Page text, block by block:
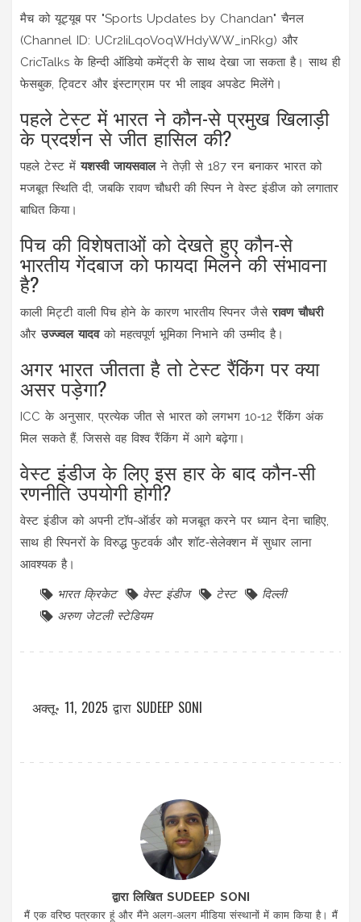
मैच को यूट्यूब पर "Sports Updates by Chandan" चैनल
(Channel ID: UCr2IiLqoVoqWHdyWW_inRkg) और
CricTalks के हिन्दी ऑडियो कमेंट्री के साथ देखा जा सकता है। साथ ही
फेसबुक, ट्विटर और इंस्टाग्राम पर भी लाइव अपडेट मिलेंगे।
पहले टेस्ट में भारत ने कौन-से प्रमुख खिलाड़ी
के प्रदर्शन से जीत हासिल की?
पहले टेस्ट मेंयशस्वी जायसवालने तेज़ी से 187 रन बनाकर भारत को
मजबूत स्थिति दी, जबकि रावण चौधरी की स्पिन ने वेस्ट इंडीज को लगातार
बाधित किया।
पिच की विशेषताओं को देखते हुए कौन-से
भारतीय गेंदबाज को फायदा मिलने की संभावना
है?
काली मिट्टी वाली पिच होने के कारण भारतीय स्पिनर जैसेरावण चौधरी
औरउज्ज्वल यादवको महत्वपूर्ण भूमिका निभाने की उम्मीद है।
अगर भारत जीतता है तो टेस्ट रैंकिंग पर क्या
असर पड़ेगा?
ICC के अनुसार, प्रत्येक जीत से भारत को लगभग 10‑12 रैंकिंग अंक
मिल सकते हैं, जिससे वह विश्व रैंकिंग में आगे बढ़ेगा।
वेस्ट इंडीज के लिए इस हार के बाद कौन‑सी
रणनीति उपयोगी होगी?
वेस्ट इंडीज को अपनी टॉप-ऑर्डर को मजबूत करने पर ध्यान देना चाहिए,
साथ ही स्पिनरों के विरुद्ध फुटवर्क और शॉट‑सेलेक्शन में सुधार लाना
आवश्यक है।
भारत क्रिकेट वेस्ट इंडीज टेस्ट
दिल्ली
अरुण जेटली स्टेडियम
अक्तू॰ 11, 2025 द्वारा SUDEEP SONI
द्वारा लिखित SUDEEP SONI
मैं एक वरिष्ठ पत्रकार हूं और मैंने अलग-अलग मीडिया संस्थानों में काम किया है। मैं